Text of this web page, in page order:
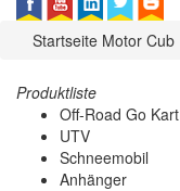
Startseite Motor Cub
Produktliste
Off-Road Go Kart
UTV
Schneemobil
Anhänger